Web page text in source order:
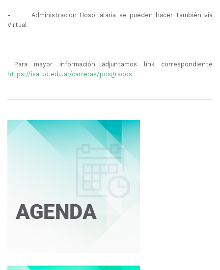
- Administración Hospitalaria se pueden hacer también vía
Virtual
Para mayor información adjuntamos link correspondiente
https://isalud.edu.ar/carreras/posgrados